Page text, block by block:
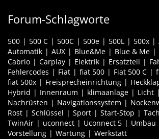
Forum-Schlagworte
500 500 C 500C 500e 500L 500x
Automatik
AUX Blue&Me Blue & Me
Cabrio
Carplay Elektrik Ersatzteil
Fehlercodes
Fiat fiat 500 Fiat 500 C
fiat 500x
Freisprecheinrichtung
Hybrid
Innenraum klimaanlage Licht
Nachrüsten
Navigationssystem
Rost
Schlüssel Sport Start-Stop
TwinAir
uconnect Uconnect 5 Umbau
Vorstellung
Wartung Werkstatt